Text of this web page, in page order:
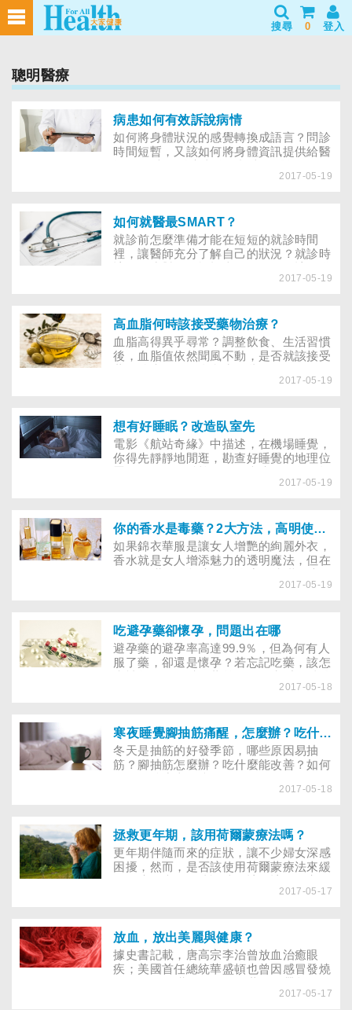
搜尋 0 登入
聰明醫療
病患如何有效訴說病情
如何將身體狀況的感覺轉換成語言？問診
時間短暫，又該如何將身體資訊提供給醫
問診後就將病患送去檢查。十多年來，這
有世界上最多的MRI（核磁共振）等極為
精密且昂貴的檢查機器，然而遺憾的是其
擁有台數與醫療品質並不成正比。 民眾
期待檢查能發現病因，但結果常未能如
願。以感冒為例，身體會有變調，檢查後
看檢查資料，就說「沒有什麼，或許是錯
覺罷了。」
2017-05-19
如何就醫最SMART？
就診前怎麼準備才能在短短的就診時間
裡，讓醫師充分了解自己的狀況？就診時
2017-05-19
高血脂何時該接受藥物治療？
血脂高得異乎尋常？調整飲食、生活習慣
後，血脂值依然聞風不動，是否就該接受
2017-05-19
想有好睡眠？改造臥室先
電影《航站奇緣》中描述，在機場睡覺，
你得先靜靜地閒逛，勘查好睡覺的地理位
警察的哨站要近……在自家臥房，同樣要
疲憊的身心輕鬆進入夢鄉，徹底放鬆。
2017-05-19
你的香水是毒藥？2大方法，高明使用香水
如果錦衣華服是讓女人增艷的絢麗外衣，
香水就是女人增添魅力的透明魔法，但在
的香水卻被踢爆影響男性生殖能力，適當
的毒藥！
2017-05-19
吃避孕藥卻懷孕，問題出在哪
避孕藥的避孕率高達99.9％，但為何有人
服了藥，卻還是懷孕？若忘記吃藥，該怎
2017-05-18
寒夜睡覺腳抽筋痛醒，怎麼辦？吃什麼能預防？
冬天是抽筋的好發季節，哪些原因易抽
筋？腳抽筋怎麼辦？吃什麼能改善？如何
2017-05-18
拯救更年期，該用荷爾蒙療法嗎？
更年期伴隨而來的症狀，讓不少婦女深感
困擾，然而，是否該使用荷爾蒙療法來緩
安全？其實需視自己的狀況而定，多一分
2017-05-17
放血，放出美麗與健康？
據史書記載，唐高宗李治曾放血治癒眼
疾；美國首任總統華盛頓也曾因感冒發燒
「哈血潮」，放血如何放出美麗與健康，
2017-05-17